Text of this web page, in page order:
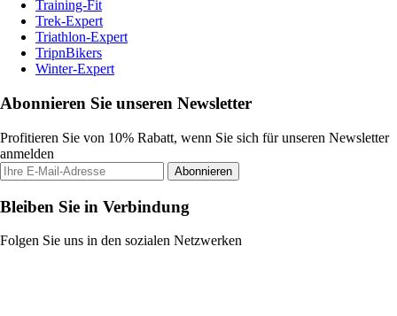
Training-Fit
Trek-Expert
Triathlon-Expert
TripnBikers
Winter-Expert
Abonnieren Sie unseren Newsletter
Profitieren Sie von 10% Rabatt, wenn Sie sich für unseren Newsletter
anmelden
Abonnieren
Bleiben Sie in Verbindung
Folgen Sie uns in den sozialen Netzwerken